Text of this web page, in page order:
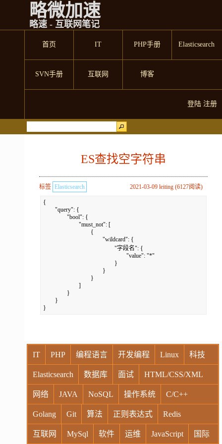
略微加速
略速 - 互联网笔记
首页 IT PHP手册 Elasticsearch
SVN手册 互联网 博客
登陆 注册
ES查找空字符串
2021-03-09 leiting (6127阅读)
标签 Elasticsearch
{
}
IT PHP 编程语言 开发编程 Linux 科技
Elasticsearch 数据库 面试 HTML/CSS/XML
网络 JAVA NoSQL 操作系统 C/C++
Golang Git 算法 正则表达式 Redis
互联网 MySql 软件 运维 JavaScript 国际